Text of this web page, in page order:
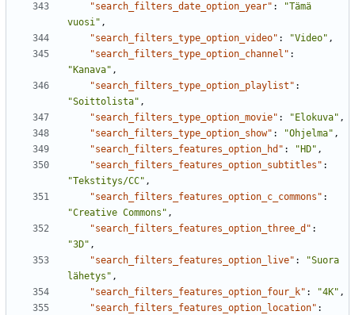
"search_filters_date_option_year" :
"Tämä
vuosi" ,
"search_filters_type_option_video" : "Video" ,
"search_filters_type_option_channel" :
"Kanava" ,
"search_filters_type_option_playlist" :
"Soittolista" ,
"search_filters_type_option_movie" : "Elokuva" ,
"search_filters_type_option_show" : "Ohjelma" ,
"search_filters_features_option_hd" : "HD" ,
"search_filters_features_option_subtitles" :
"Tekstitys/CC" ,
"search_filters_features_option_c_commons" :
"Creative Commons" ,
"search_filters_features_option_three_d" :
"3D" ,
"search_filters_features_option_live" :
"Suora
lähetys" ,
"search_filters_features_option_four_k" : "4K" ,
"search_filters_features_option_location" :